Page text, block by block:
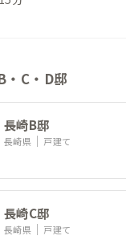
・C・D邸
長崎B邸
長崎県 戸建て
長崎C邸
長崎県 戸建て